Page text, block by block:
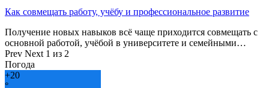
Как совмещать работу, учёбу и профессиональное развитие
Получение новых навыков всё чаще приходится совмещать с
основной работой, учёбой в университете и семейными…
Prev Next 1 из 2
Погода
+20
°